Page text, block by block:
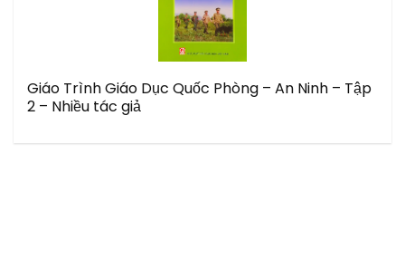
Giáo Trình Giáo Dục Quốc Phòng – An Ninh – Tập
2 – Nhiều tác giả